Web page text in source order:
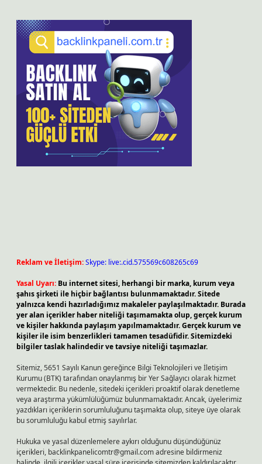
Reklam ve İletişim:Skype: live:.cid.575569c608265c69
Yasal Uyarı: Bu internet sitesi, herhangi bir marka, kurum veya
şahıs şirketi ile hiçbir bağlantısı bulunmamaktadır. Sitede
yalnızca kendi hazırladığımız makaleler paylaşılmaktadır. Burada
yer alan içerikler haber niteliği taşımamakta olup, gerçek kurum
ve kişiler hakkında paylaşım yapılmamaktadır. Gerçek kurum ve
kişiler ile isim benzerlikleri tamamen tesadüfidir. Sitemizdeki
bilgiler taslak halindedir ve tavsiye niteliği taşımazlar.
Sitemiz, 5651 Sayılı Kanun gereğince Bilgi Teknolojileri ve İletişim
Kurumu (BTK) tarafından onaylanmış bir Yer Sağlayıcı olarak hizmet
vermektedir. Bu nedenle, sitedeki içerikleri proaktif olarak denetleme
veya araştırma yükümlülüğümüz bulunmamaktadır. Ancak, üyelerimiz
yazdıkları içeriklerin sorumluluğunu taşımakta olup, siteye üye olarak
bu sorumluluğu kabul etmiş sayılırlar.
Hukuka ve yasal düzenlemelere aykırı olduğunu düşündüğünüz
içerikleri, backlinkpanelicomtr@gmail.comadresine bildirmeniz